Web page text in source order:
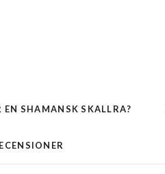
EN SHAMANSK SKALLRA?